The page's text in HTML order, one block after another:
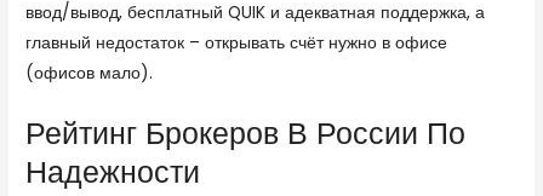
ввод/вывод, бесплатный QUIK и адекватная поддержка, а
главный недостаток – открывать счёт нужно в офисе
(офисов мало).
Рейтинг Брокеров В России По
Надежности